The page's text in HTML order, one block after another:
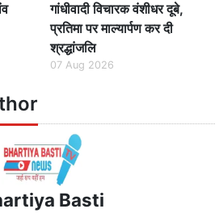
गांधीवादी विचारक वंशीधर दूबे,
प्रतिमा पर माल्यार्पण कर दी
श्रद्धांजलि
07 Aug 2026
Basti